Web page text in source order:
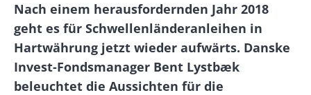
Nach einem herausfordernden Jahr 2018
geht es für Schwellenländeranleihen in
Hartwährung jetzt wieder aufwärts. Danske
Invest-Fondsmanager Bent Lystbæk
beleuchtet die Aussichten für die